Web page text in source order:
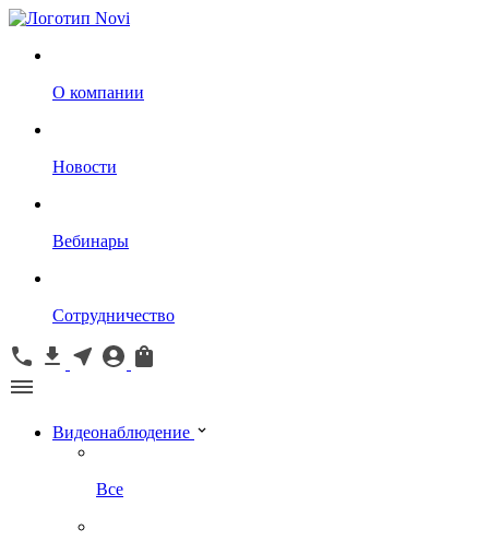
О компании
Новости
Вебинары
Сотрудничество
Видеонаблюдение
Все